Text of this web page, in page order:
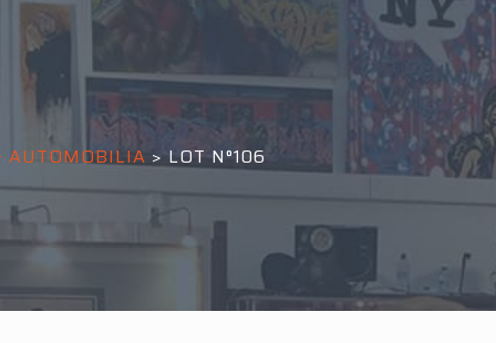
AUTOMOBILIA >LOT N°106